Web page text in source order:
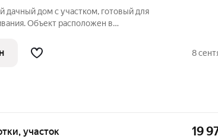
дачный дом с участком, готовый для
Объект расположен в
и видеонаблюдением, что
и безопасность.
8
участок 19